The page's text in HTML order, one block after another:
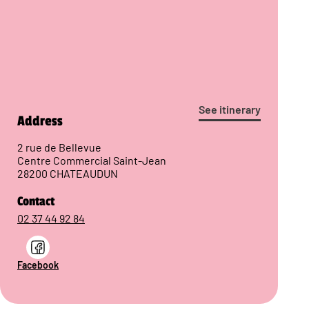
See itinerary
Address
2 rue de Bellevue
Centre Commercial Saint-Jean
28200 CHATEAUDUN
Contact
02 37 44 92 84
Facebook